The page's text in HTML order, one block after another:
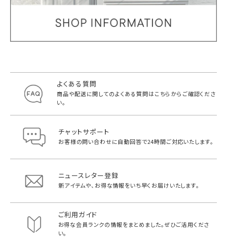
よくある質問
商品や配送に関してのよくある質問はこちらからご確認くださ
い。
チャットサポート
お客様の問い合わせに自動回答で24時間ご対応いたします。
ニュースレター登録
新アイテムや、お得な情報をいち早く お届けいたします。
ご利用ガイド
お得な会員ランクの情報をまとめました。ぜひご活用くださ
い。